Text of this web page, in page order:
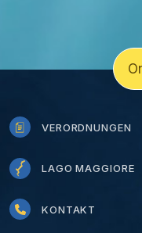
VERORDNUNGEN
LAGO MAGGIORE
KONTAKT